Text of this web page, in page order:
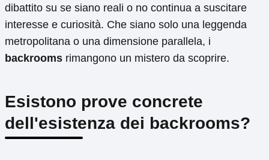
dibattito su se siano reali o no continua a suscitare
interesse e curiosità. Che siano solo una leggenda
metropolitana o una dimensione parallela, i
backrooms rimangono un mistero da scoprire.
Esistono prove concrete
dell'esistenza dei backrooms?